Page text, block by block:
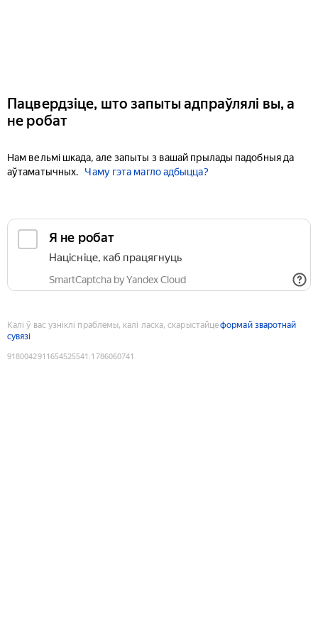
Пацвердзіце, што запыты адпраўлялі вы, а
не робат
Нам вельмі шкада, але запыты з вашай прылады падобныя да
аўтаматычных.
Чаму гэта магло адбыцца?
Я не робат
Націсніце, каб працягнуць
SmartCaptcha by Yandex Cloud
Калі ў вас узніклі праблемы, калі ласка, скарыстайцеформай зваротнай
сувязі
9180042911654525541 :1786060741